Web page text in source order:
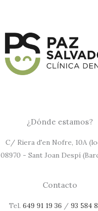
¿Dónde estamos?
C/ Riera d'en Nofre, 10A
08970 - Sant Joan Despí
Contacto
Tel. 649 91 19 36 / 93 584